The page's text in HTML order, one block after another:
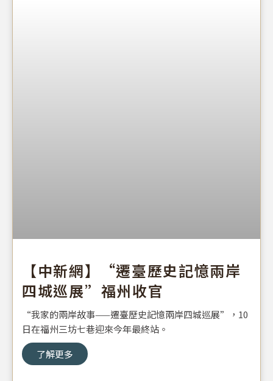
【中新網】“遷臺歷史記憶兩岸
四城巡展”福州收官
“我家的兩岸故事——遷臺歷史記憶兩岸四城巡展”，10
日在福州三坊七巷迎來今年最終站。
了解更多